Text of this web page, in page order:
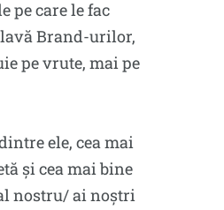
pe care le fac
Brand-urilor,
pe vrute, mai pe
ele, cea mai
și cea mai bine
nostru/ ai noștri